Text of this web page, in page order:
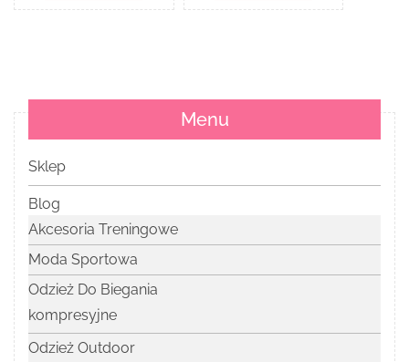
Menu
Sklep
Blog
Akcesoria Treningowe
Moda Sportowa
Odzież Do Biegania
kompresyjne
Odzież Outdoor